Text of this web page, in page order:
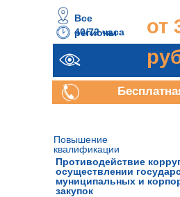
в Мурманске
40/72 часа
от
Все
регионы
Противодействие
осуществлении
муниципальных и
закупок
Повышение
квалификации